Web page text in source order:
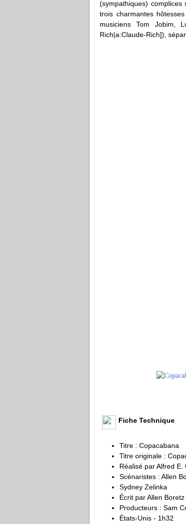
(sympathiques)
trois charmantes
musiciens Tom Jobim,
Rich|a:Claude-Rich]),
Fiche Technique
Titre : Copacabana
Titre originale :
Réalisé par Alfred E.
Scénaristes : Allen
Sydney Zelinka
Écrit par Allen Boretz
Producteurs : Sam
États-Unis - 1h32